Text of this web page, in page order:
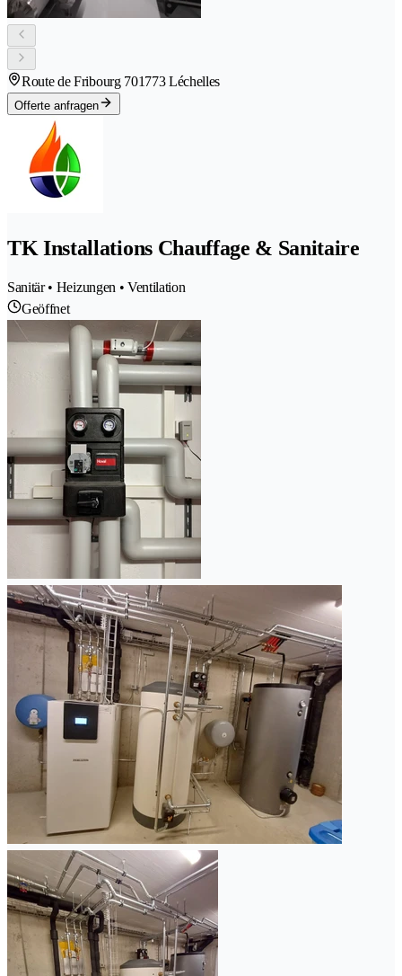
Route de Fribourg 701773 Léchelles
Offerte anfragen
TK Installations Chauffage & Sanitaire
Sanitär • Heizungen • Ventilation
Geöffnet